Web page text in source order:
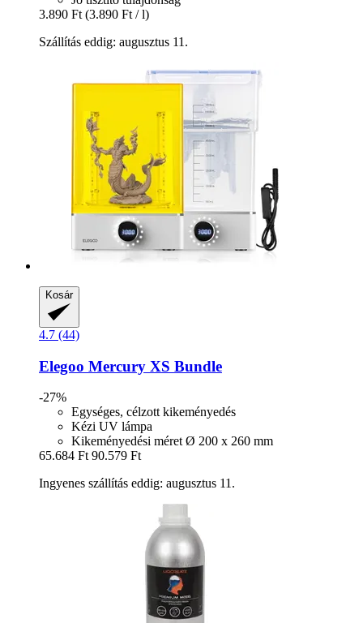
3.890 Ft (3.890 Ft / l)
Szállítás eddig: augusztus 11.
Kosár
4.7 (44)
Elegoo Mercury XS Bundle
-27%
Egységes, célzott kikeményedés
Kézi UV lámpa
Kikeményedési méret Ø 200 x 260 mm
65.684 Ft 90.579 Ft
Ingyenes szállítás eddig: augusztus 11.